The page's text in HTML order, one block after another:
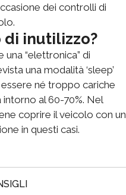
dei controlli di
inutilizzo?
“elettronica” di
una modalità ‘sleep’
né troppo cariche
al 60-70%. Nel
coprire il veicolo con un
in questi casi.